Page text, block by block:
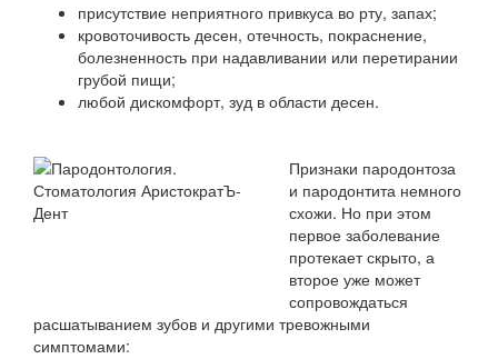
присутствие неприятного привкуса во рту, запах;
кровоточивость десен, отечность, покраснение,
болезненность при надавливании или перетирании
грубой пищи;
любой дискомфорт, зуд в области десен.
Признаки пародонтоза
и пародонтита немного
схожи. Но при этом
первое заболевание
протекает скрыто, а
второе уже может
сопровождаться
расшатыванием зубов и другими тревожными
симптомами: